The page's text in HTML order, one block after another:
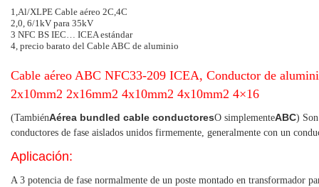
1,Al/XLPE Cable aéreo 2C,4C
2,0, 6/1kV para 35kV
3 NFC BS IEC… ICEA estándar
4, precio barato del Cable ABC de aluminio
Cable aéreo ABC NFC33-209 ICEA, Conductor de
2x10mm2 2x16mm2 4x10mm2 4x10mm2 4×16
(TambiénAérea bundled cable conductoresO simplementeABC)
conductores de fase aislados unidos firmemente, generalmente con un
Aplicación:
A 3 potencia de fase normalmente de un poste montado en transformador